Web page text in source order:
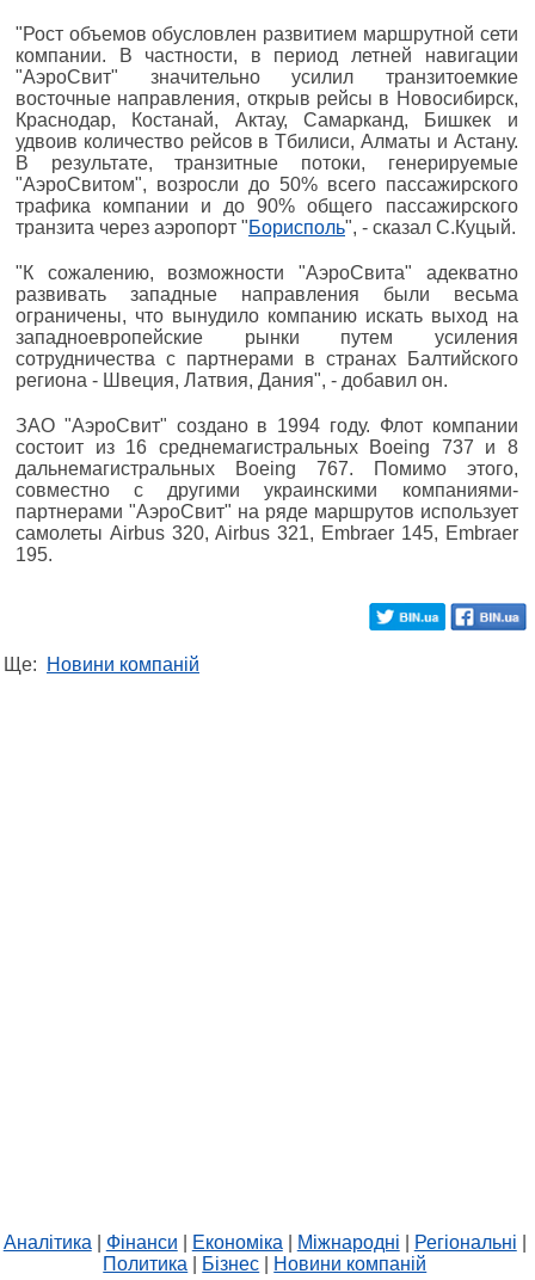
"Рост объемов обусловлен развитием маршрутной сети
компании. В частности, в период летней навигации
"АэроСвит" значительно усилил транзитоемкие
восточные направления, открыв рейсы в Новосибирск,
Краснодар, Костанай, Актау, Самарканд, Бишкек и
удвоив количество рейсов в Тбилиси, Алматы и Астану.
В результате, транзитные потоки, генерируемые
"АэроСвитом", возросли до 50% всего пассажирского
трафика компании и до 90% общего пассажирского
транзита через аэропорт "Борисполь", - сказал С.Куцый.
"К сожалению, возможности "АэроСвита" адекватно
развивать западные направления были весьма
ограничены, что вынудило компанию искать выход на
западноевропейские рынки путем усиления
сотрудничества с партнерами в странах Балтийского
региона - Швеция, Латвия, Дания", - добавил он.
ЗАО "АэроСвит" создано в 1994 году. Флот компании
состоит из 16 среднемагистральных Boeing 737 и 8
дальнемагистральных Boeing 767. Помимо этого,
совместно с другими украинскими компаниями-
партнерами "АэроСвит" на ряде маршрутов использует
самолеты Airbus 320, Airbus 321, Embraer 145, Embraer
195.
Ще: Новини компаній
Аналітика Фінанси Економіка Міжнародні Регіональні
Политика
Бізнес Новини компаній